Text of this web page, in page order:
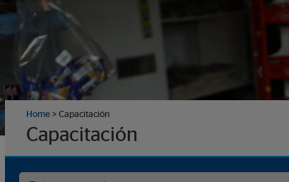
Home > Capacitación
Capacitación